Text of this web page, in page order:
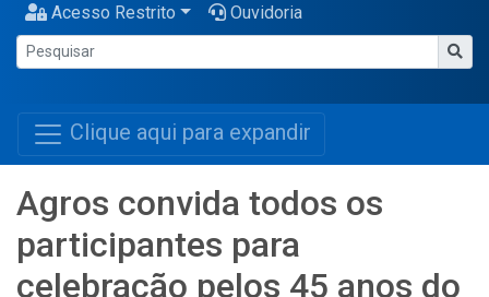
Acesso Restrito Ouvidoria
Clique aqui para expandir
Agros convida todos os
participantes para
celebração pelos 45 anos do